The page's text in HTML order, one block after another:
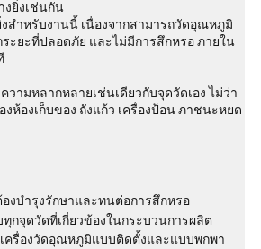
งยิ่งเช่นกัน
งสำหรับงานนี้ เนื่องจากสามารถวัดอุณหภูมิ
ระยะที่ปลอดภัย และไม่มีการสึกหรอ ภายใน
วามหลากหลายเช่นเดียวกับจุดวัดเอง ไม่ว่า
ห้องเก็บของ ถังแก้ว เครื่องป้อน ภาชนะหยด
งบำรุงรักษาและทนต่อการสึกหรอ
กจุดวัดที่เกี่ยวข้องในกระบวนการผลิต
ครื่องวัดอุณหภูมิแบบติดตั้งและแบบพกพา